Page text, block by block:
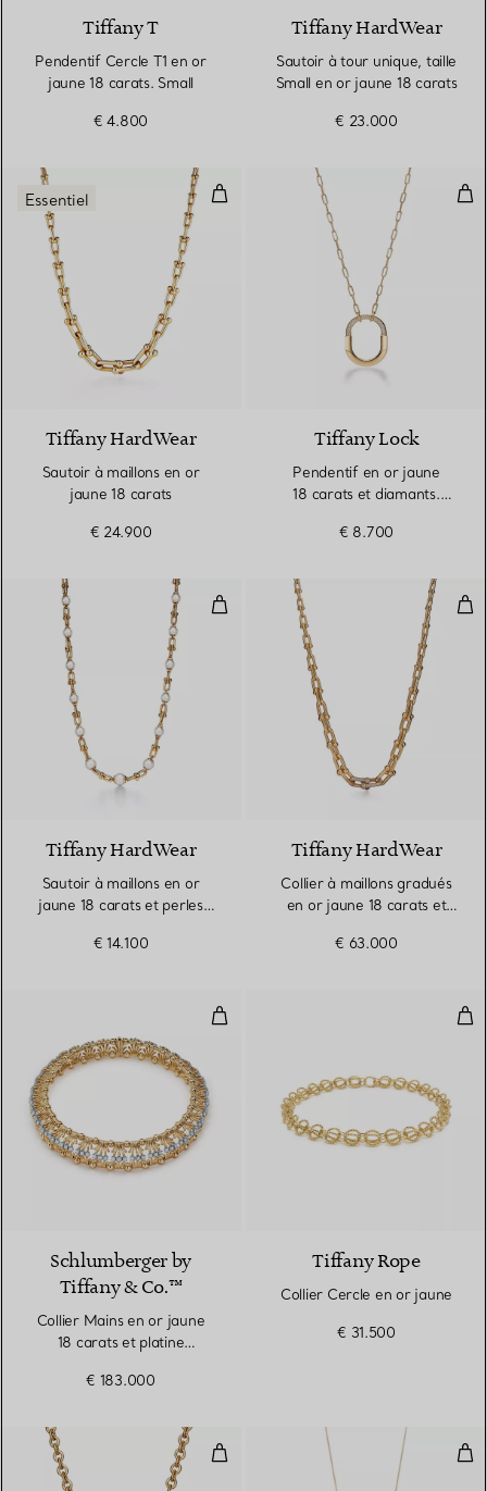
Tiffany T
Pendentif Cercle T1 en or
jaune 18 carats. Small
€ 4.800
Tiffany HardWear
Sautoir à tour unique, taille
Small en or jaune 18 carats
€ 23.000
Sautoir à maillons en or jaune
2 Matériaux
Essentiel
Tiffany HardWear
Sautoir à maillons en or
jaune 18 carats
€ 24.900
Tiffany Lock
Pendentif en or jaune
18 carats et diamants.
€ 8.700
Sautoir à maillons en or jaune
Tiffany HardWear
Sautoir à maillons en or
jaune 18 carats et perles
€ 14.100
Tiffany HardWear
Collier à maillons gradués
en or jaune 18 carats et
€ 63.000
Collier Mains en or jaune 18
Schlumberger by
Tiffany & Co.™
Collier Mains en or jaune
18 carats et platine
€ 183.000
Tiffany Rope
Collier Cercle en or jaune
€ 31.500
Pendentif Cœur plein en or